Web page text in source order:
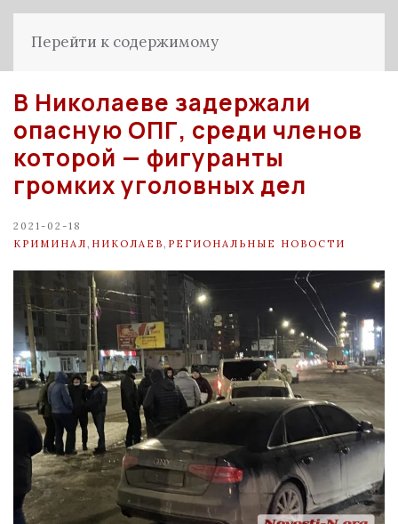
Перейти к содержимому
В Николаеве задержали
опасную ОПГ, среди членов
которой — фигуранты
громких уголовных дел
2021-02-18
КРИМИНАЛ НИКОЛАЕВ РЕГИОНАЛЬНЫЕ НОВОСТИ